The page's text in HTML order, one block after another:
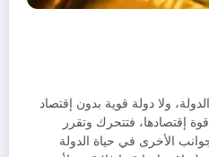
ولا دولة قوية بدون إقتصاد
إقتصادها، فتتحرك وتقرر
الأخرى في حياة الدولة